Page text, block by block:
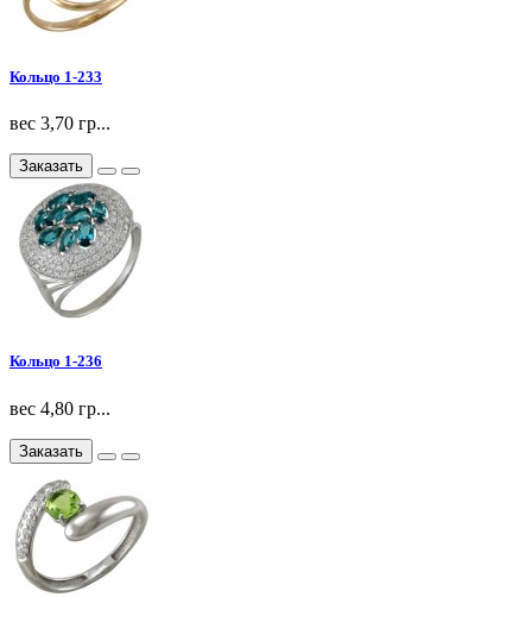
Кольцо 1-233
вес 3,70 гр...
Заказать
Кольцо 1-236
вес 4,80 гр...
Заказать